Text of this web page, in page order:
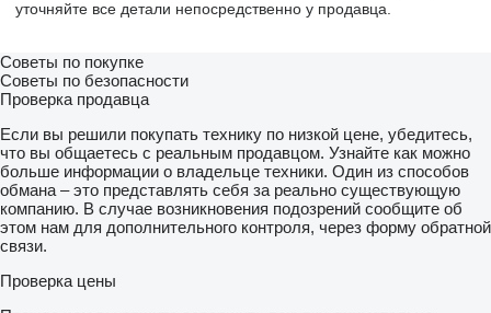
уточняйте все детали непосредственно у продавца.
Советы по покупке
Советы по безопасности
Проверка продавца
Если вы решили покупать технику по низкой цене, убедитесь,
что вы общаетесь с реальным продавцом. Узнайте как можно
больше информации о владельце техники. Один из способов
обмана – это представлять себя за реально существующую
компанию. В случае возникновения подозрений сообщите об
этом нам для дополнительного контроля, через форму обратной
связи.
Проверка цены